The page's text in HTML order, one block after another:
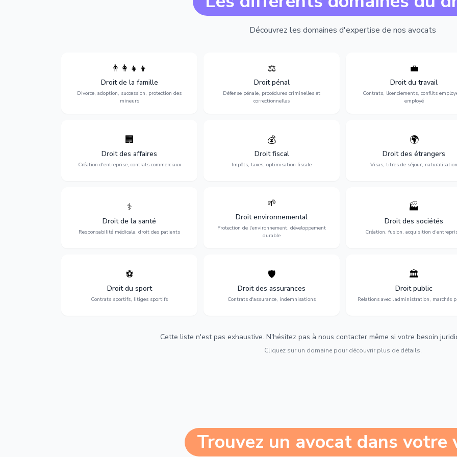
Découvrez les domaines d'expertise de nos avocats
👨‍👩‍👧‍👦
Droit de la famille
Divorce, adoption, succession, protection des
mineurs
succession et protection des personnes
vulnérables.
⚖️
Droit pénal
Défense pénale, procédures criminelles et
correctionnelles
Expertise en matière pénale, de
l'assistance en garde à vue jusqu'au
procès, pour toute affaire correctionnelle
ou criminelle.
💼
Droit du travail
Contrats, licenciements, conflits
employé
Protection de vos droits au
contrats, licenciements,
discrimination et conflits avec
l'employeur.
🏢
Droit des affaires
Création d'entreprise, contrats commerciaux
Accompagnement complet pour votre
entreprise : création, contrats
commerciaux, concurrence et litiges.
💰
Droit fiscal
Impôts, taxes, optimisation fiscale
Optimisation de votre situation fiscale :
déclarations, contentieux, contrôles
fiscaux et planification.
🌍
Droit des étrangers
Visas, titres de séjour, naturalisation
Obtention de vos droits de séjour :
cartes de séjour, regroupement
naturalisation.
⚕️
Droit de la santé
Responsabilité médicale, droit des patients
Défense de vos droits médicaux : erreurs
médicales, responsabilité des praticiens
et indemnisation.
🌱
Droit environnemental
Protection de l'environnement, développement
durable
environnementale, litiges et
développement durable.
🏭
Droit des sociétés
Création, fusion, acquisition
Structuration de votre société :
fusion-acquisition, gouvernance
restructuration.
⚽
Droit du sport
Contrats sportifs, litiges sportifs
Expertise en droit sportif : contrats de
sportifs, transferts, sponsoring et
contentieux.
🛡️
Droit des assurances
Contrats d'assurance, indemnisations
Défense de vos intérêts : contrats
d'assurance, sinistres et indemnisations
optimales.
🏛️
Droit public
Relations avec l'administration, marchés
Gestion de vos relations avec
l'administration : marchés
urbanisme et contentieux.
Cette liste n'est pas exhaustive. N'hésitez pas à nous contacter même si votre besoin
Cliquez sur un domaine pour découvrir plus de détails.
Trouvez un avocat dans votre